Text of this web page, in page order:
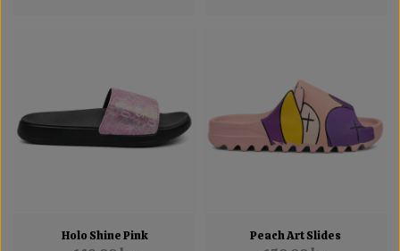
Holo Shine Pink Peach Art Slides